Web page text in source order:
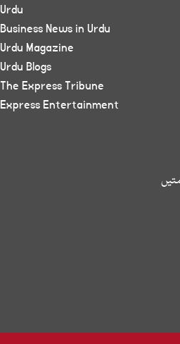
Urdu
Business News in Urdu
Urdu Magazine
Urdu Blogs
The Express Tribune
Express Entertainment